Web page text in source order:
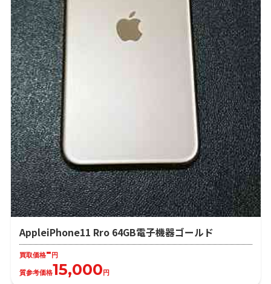
AppleiPhone11 Rro 64GB電子機器ゴールド
買取価格-円
質参考価格15,000円